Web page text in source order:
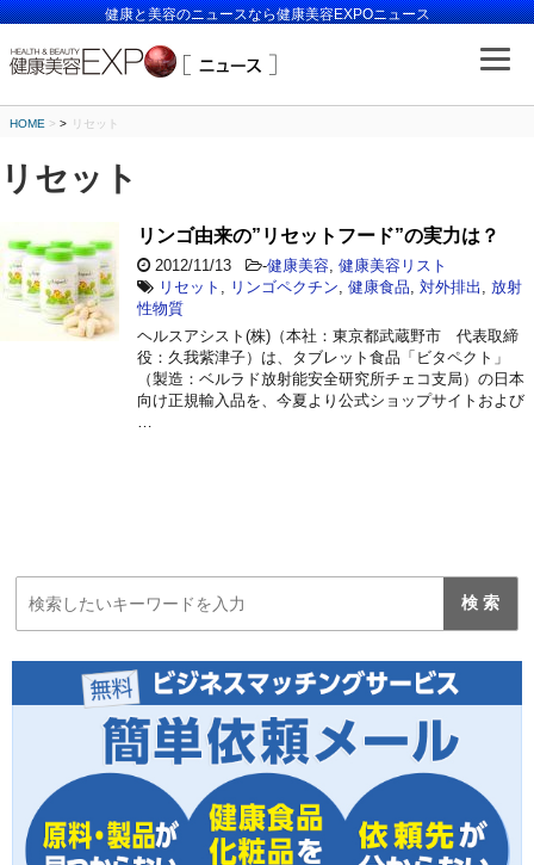
健康と美容のニュースなら健康美容EXPOニュース
HOME > リセット
リセット
リンゴ由来の”リセットフード”の実力は？
2012/11/13 -健康美容 健康美容リスト
リセット
リンゴペクチン 健康食品 対外排出
放射
性物質
ヘルスアシスト(株)（本社：東京都武蔵野市 代表取締
役：久我紫津子）は、タブレット食品「ビタペクト」
（製造：ベルラド放射能安全研究所チェコ支局）の日本
向け正規輸入品を、今夏より公式ショップサイトおよび